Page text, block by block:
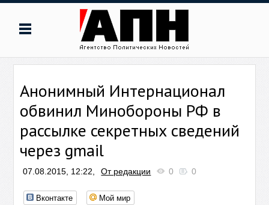
Анонимный Интернационал
обвинил Минобороны РФ в
рассылке секретных сведений
через gmail
07.08.2015, 12:22, От редакции 0 0
Вконтакте Мой мир